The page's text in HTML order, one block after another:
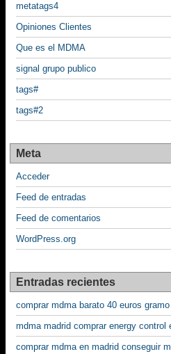
metatags4
Opiniones Clientes
Que es el MDMA
signal grupo publico
tags#
tags#2
Meta
Acceder
Feed de entradas
Feed de comentarios
WordPress.org
Entradas recientes
comprar mdma barato 40 euros
mdma madrid comprar energy control
comprar mdma en madrid conseguir